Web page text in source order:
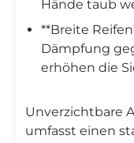
Hände taub
**Breite
Dämpfung
erhöhen die
Unverzichtbare
umfasst einen